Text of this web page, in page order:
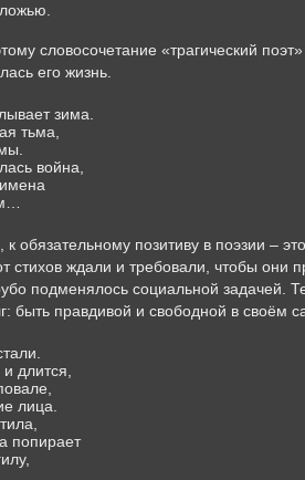
словосочетание «трагический
его жизнь.
зима.
тьма,
война,
к обязательному позитиву в поэзии –
стихов ждали и требовали, чтобы
подменялось социальной задачей.
быть правдивой и свободной в своём
длится,
лица.
попирает